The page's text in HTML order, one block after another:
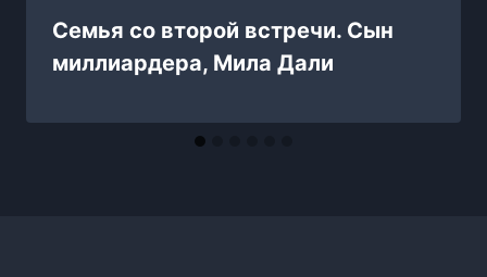
Семья со второй встречи. Сын
миллиардера, Мила Дали